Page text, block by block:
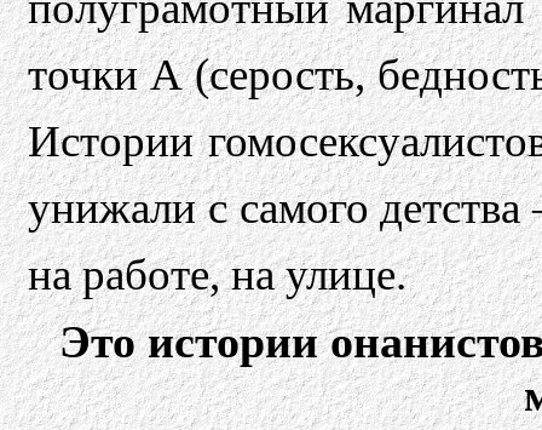
точки А (серость,
Истории
унижали с самого детства
на работе, на улице.
Это истории